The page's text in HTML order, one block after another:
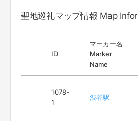
聖地巡礼マップ情報 Map
ID
マーカー名
Marker
Name
1078-
1
渋谷駅